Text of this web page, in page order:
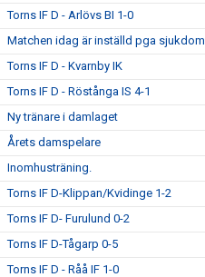
Torns IF D - Arlövs BI 1-0
Matchen idag är inställd pga sjukdom
Torns IF D - Kvarnby IK
Torns IF D - Röstånga IS 4-1
Ny tränare i damlaget
Årets damspelare
Inomhusträning.
Torns IF D-Klippan/Kvidinge 1-2
Torns IF D- Furulund 0-2
Torns IF D-Tågarp 0-5
Torns IF D - Råå IF 1-0